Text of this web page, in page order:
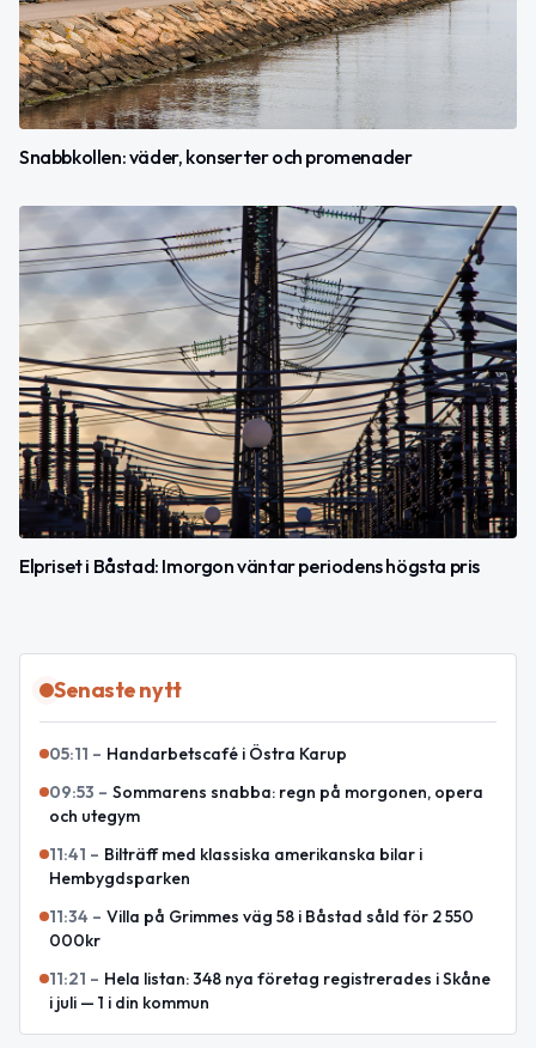
Snabbkollen: väder, konserter och promenader
Elpriset i Båstad: Imorgon väntar periodens högsta pris
Senaste nytt
05:11 – Handarbetscafé i Östra Karup
09:53 – Sommarens snabba: regn på morgonen, opera
och utegym
11:41 – Bilträff med klassiska amerikanska bilar i
Hembygdsparken
11:34 – Villa på Grimmes väg 58 i Båstad såld för 2 550
000kr
11:21 – Hela listan: 348 nya företag registrerades i Skåne
i juli — 1 i din kommun